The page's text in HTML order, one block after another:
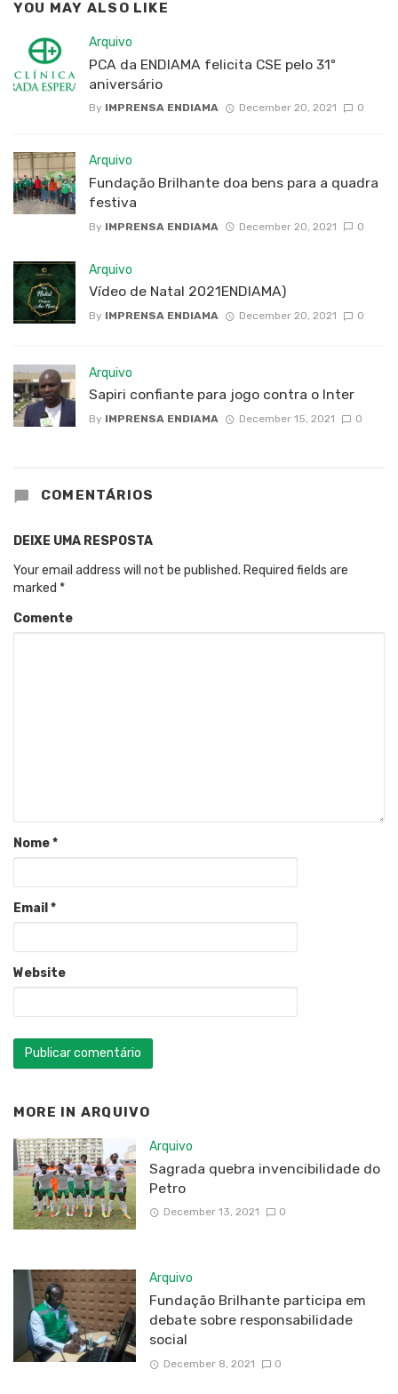
YOU MAY ALSO LIKE
Arquivo
PCA da ENDIAMA felicita CSE pelo 31º
aniversário
By IMPRENSA ENDIAMA December 20, 2021 0
Arquivo
Fundação Brilhante doa bens para a quadra
festiva
By IMPRENSA ENDIAMA December 20, 2021 0
Arquivo
Vídeo de Natal 2021ENDIAMA)
By IMPRENSA ENDIAMA December 20, 2021 0
Arquivo
Sapiri confiante para jogo contra o Inter
By IMPRENSA ENDIAMA December 15, 2021 0
COMENTÁRIOS
DEIXE UMA RESPOSTA
Your email address will not be published. Required fields are
marked *
Comente
Nome*
Email *
Website
MORE IN ARQUIVO
Arquivo
Sagrada quebra invencibilidade do
Petro
December 13, 2021 0
Arquivo
Fundação Brilhante participa em
debate sobre responsabilidade
social
December 8, 2021 0